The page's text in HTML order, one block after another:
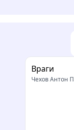
Враги
Чехов Антон